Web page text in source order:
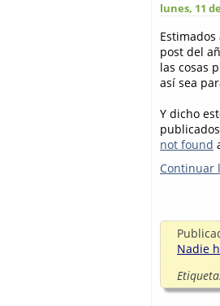
lunes, 11
post del
las cosas
así sea
Y dicho
not found
Continuar
Nadie